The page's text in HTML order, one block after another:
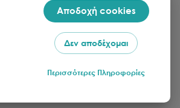
Αποδοχή cookies
Δεν αποδέχομαι
Περισσότερες Πληροφορίες